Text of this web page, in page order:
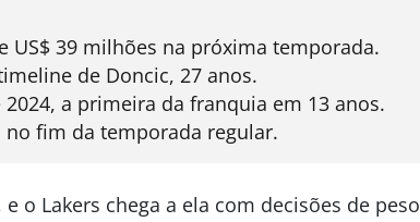
US$ 39 milhões na próxima temporada.
de Doncic, 27 anos.
a primeira da franquia em 13 anos.
no fim da temporada regular.
o Lakers chega a ela com decisões de peso